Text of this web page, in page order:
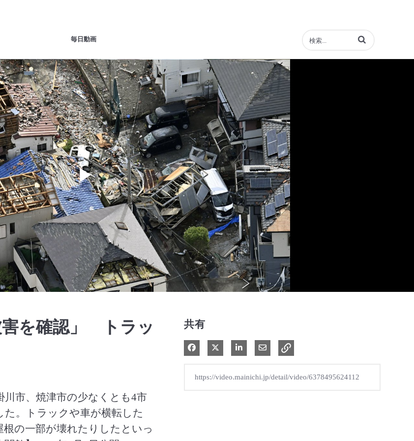
毎日動画 動画の検索語句を入力
Play
Video
害を確認」 トラッ
川市、焼津市の少なくとも4市
。トラックや車が横転した
の一部が壊れたりしたといっ
共有
Facebook で共有
Xで共有する
LinkedIn で共有電子メールで共有